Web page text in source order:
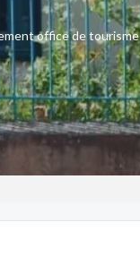
office de tourisme